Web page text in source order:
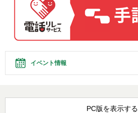
イベント情報
PC版を表示する